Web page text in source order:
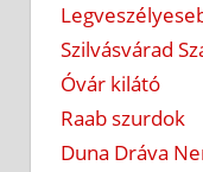
Szilvásvárad
Óvár kilátó
Raab szurdok
Duna Dráva